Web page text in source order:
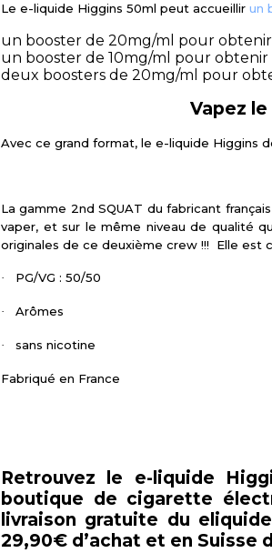
Le e-liquide Higgins 50ml peut accueillir un
un booster de 20mg/ml pour
un booster de 10mg/ml pour obtenir
deux boosters de 20mg/ml pour
Vapez
Avec ce grand format, le e-liquide Higgins
La gamme 2nd SQUAT du fabricant
vaper, et sur le même niveau de qualité
originales de ce deuxième crew !!! Elle est
· PG/VG : 50/50
· Arômes
· sans nicotine
Fabriqué en France
Retrouvez le e-liquide
boutique de cigarette
livraison gratuite du
29,90€ d’achat et en Suisse